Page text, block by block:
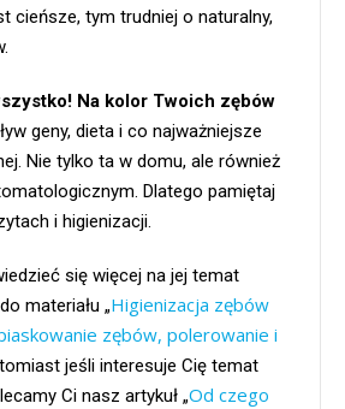
cieńsze, tym trudniej o naturalny,
Na kolor Twoich zębów
geny, dieta i co najważniejsze
Nie tylko ta w domu, ale również
Dlatego pamiętaj
i higienizacji.
się więcej na jej temat
materiału „Higienizacja zębów
zębów, polerowanie i
jeśli interesuje Cię temat
Ci nasz artykuł „Od czego